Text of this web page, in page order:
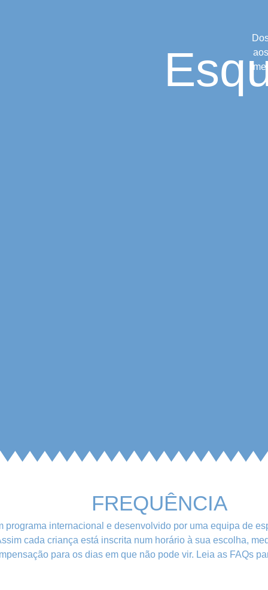
FREQUÊNCIA
programa internacional e desenvolvido por uma equipa de
cada criança está inscrita num horário à sua escolha,
para os dias em que não pode vir. Leia as FAQs